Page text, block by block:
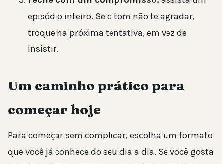
episódio inteiro. Se o tom não te agradar,
troque na próxima tentativa, em vez de
insistir.
Um caminho prático para
começar hoje
Para começar sem complicar, escolha um formato
que você já conhece do seu dia a dia. Se você gosta